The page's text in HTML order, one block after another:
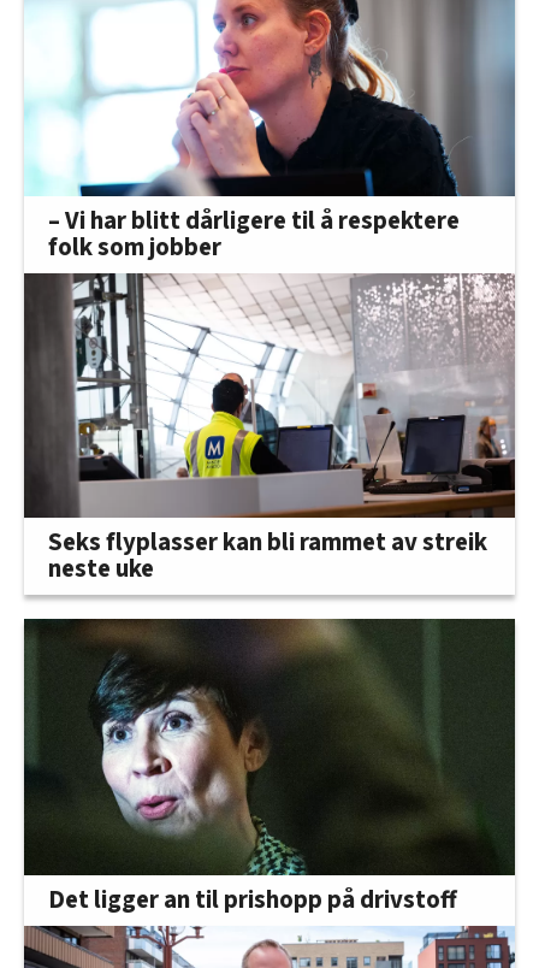
– Vi har blitt dårligere til å respektere
folk som jobber
Seks flyplasser kan bli rammet av streik
neste uke
Det ligger an til prishopp på drivstoff